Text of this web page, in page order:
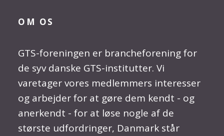
OM OS
GTS-foreningen er brancheforening for
de syv danske GTS-institutter. Vi
varetager vores medlemmers interesser
og arbejder for at gøre dem kendt - og
anerkendt - for at løse nogle af de
største udfordringer, Danmark står